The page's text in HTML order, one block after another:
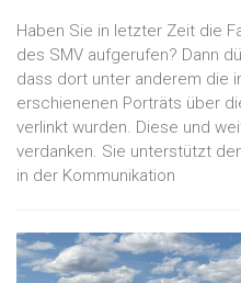
Haben Sie in letzter Zeit die
des SMV aufgerufen? Dann
dass dort unter anderem die
erschienenen Porträts über
verlinkt wurden. Diese und
verdanken. Sie unterstützt
in der Kommunikation